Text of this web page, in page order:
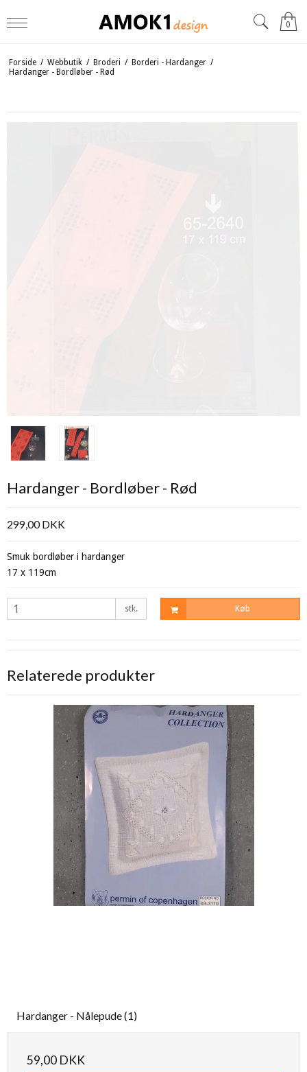
0
Forside / Webbutik / Broderi / Borderi - Hardanger /
Hardanger - Bordløber - Rød
Hardanger - Bordløber - Rød
299,00 DKK
Smuk bordløber i hardanger
17 x 119cm
stk. Køb
Relaterede produkter
Hardanger - Nålepude (1)
59,00 DKK